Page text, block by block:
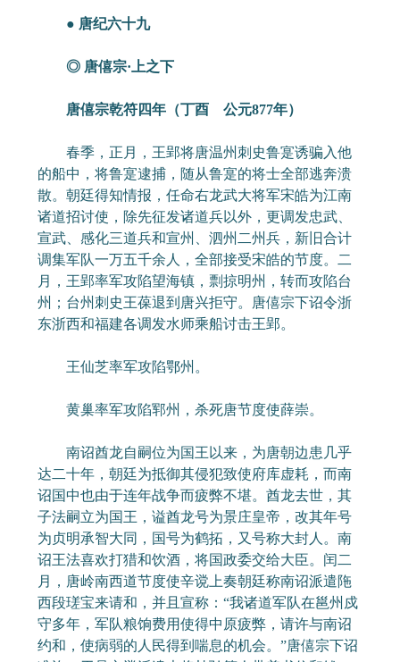
● 唐纪六十九
◎ 唐僖宗·上之下
唐僖宗乾符四年（丁酉 公元877年）
春季，正月，王郢将唐温州刺史鲁寔诱骗入他
的船中，将鲁寔逮捕，随从鲁寔的将士全部逃奔溃
散。朝廷得知情报，任命右龙武大将军宋皓为江南
诸道招讨使，除先征发诸道兵以外，更调发忠武、
宣武、感化三道兵和宣州、泗州二州兵，新旧合计
调集军队一万五千余人，全部接受宋皓的节度。二
月，王郢率军攻陷望海镇，剽掠明州，转而攻陷台
州；台州刺史王葆退到唐兴拒守。唐僖宗下诏令浙
东浙西和福建各调发水师乘船讨击王郢。
王仙芝率军攻陷鄂州。
黄巢率军攻陷郓州，杀死唐节度使薛崇。
南诏酋龙自嗣位为国王以来，为唐朝边患几乎
达二十年，朝廷为抵御其侵犯致使府库虚耗，而南
诏国中也由于连年战争而疲弊不堪。酋龙去世，其
子法嗣立为国王，谥酋龙号为景庄皇帝，改其年号
为贞明承智大同，国号为鹤拓，又号称大封人。南
诏王法喜欢打猎和饮酒，将国政委交给大臣。闰二
月，唐岭南西道节度使辛谠上奏朝廷称南诏派遣陁
西段瑳宝来请和，并且宣称：“我诸道军队在邕州戍
守多年，军队粮饷费用使得中原疲弊，请许与南诏
约和，使病弱的人民得到喘息的机会。”唐僖宗下诏